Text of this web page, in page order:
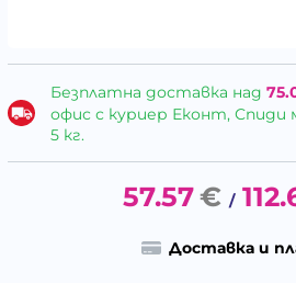
Безплатна доставка над
офис с куриер Еконт, Спиди
5 кг.
57.57€ /
Доставка и